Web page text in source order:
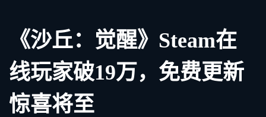
《沙丘：觉醒》Steam在
线玩家破19万，免费更新
惊喜将至